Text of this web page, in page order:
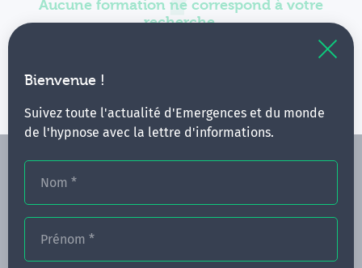
Bienvenue !
Suivez toute l'actualité d'Emergences et du monde
de l'hypnose avec la lettre d'informations.
Nom *
Prénom *
Aucune formation ne correspond à votre
recherche.
Vous pouvez renouveler votre requête en élargissant